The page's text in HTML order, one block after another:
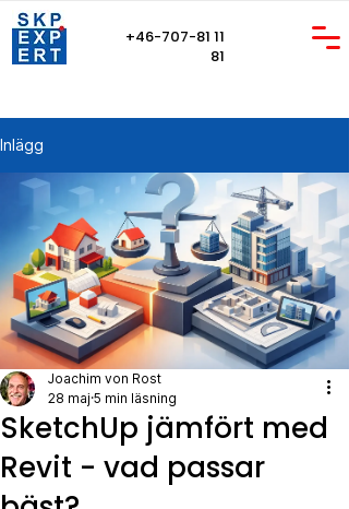
+46-707-81 11
81
Inlägg
SketchUp jämfört med
Revit - vad passar
Joachim von Rost
28 maj 5 min läsning